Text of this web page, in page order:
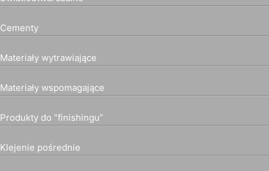
Cementy
Materiały wytrawiające
Materiały wspomagające
Produkty do “finishingu”
Klejenie pośrednie